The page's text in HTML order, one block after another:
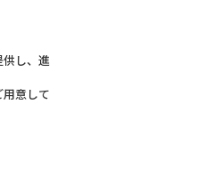
し、進
意して